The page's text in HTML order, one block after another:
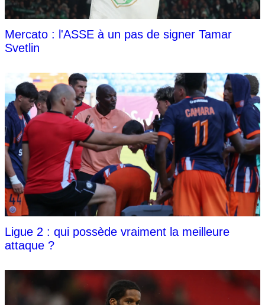
Mercato : l'ASSE à un pas de signer Tamar
Svetlin
Ligue 2 : qui possède vraiment la meilleure
attaque ?